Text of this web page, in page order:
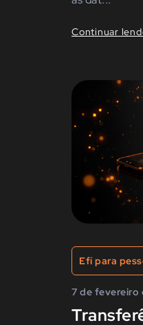
Continuar
Efí para
7 de fevereiro